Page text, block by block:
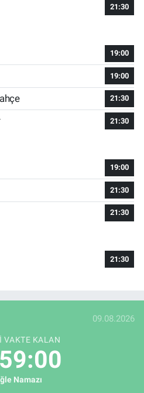
21:30
19:00
19:00
21:30
21:30
19:00
21:30
21:30
21:30
09.08.2026
VAKTE KALAN
Namazı